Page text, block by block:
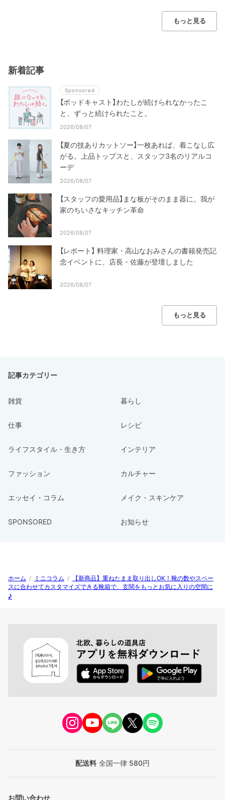
もっと見る
新着記事
Sponsored
【ポッドキャスト】わたしが続けられなかったこ
と、ずっと続けられたこと。
2026/08/07
【夏の技ありカットソー】一枚あれば、着こなし広
がる。上品トップスと、スタッフ3名のリアルコ
ーデ
2026/08/07
【スタッフの愛用品】まな板がそのまま器に。我が
家のちいさなキッチン革命
2026/08/07
【レポート】 料理家・高山なおみさんの書籍発売記
念イベントに、店長・佐藤が登壇しました
2026/08/07
もっと見る
記事カテゴリー
雑貨 暮らし
仕事 レシピ
ライフスタイル・生き方 インテリア
ファッション カルチャー
エッセイ・コラム メイク・スキンケア
SPONSORED お知らせ
ホーム / ミニコラム /
【新商品】重ねたまま取り出しOK！靴の数やスペー
スに合わせてカスタマイズできる靴箱で、玄関をもっとお気に入りの空間に
♪
配送料 全国一律 580円
お問い合わせ